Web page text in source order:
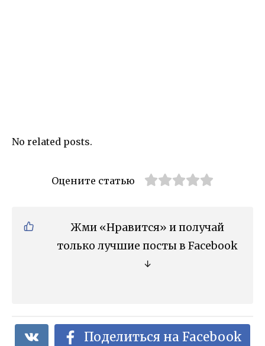
No related posts.
Оцените статью
Жми «Нравится» и получай
только лучшие посты в Facebook
↓
Поделиться на Facebook